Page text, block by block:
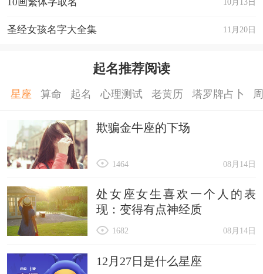
11月20日
圣经女孩名字大全集
起名推荐阅读
星座 算命 起名 心理测试 老黄历 塔罗牌占卜
欺骗金牛座的下场
08月14日
1464
处女座女生喜欢一个人的表
现：变得有点神经质
08月14日
1682
12月27日是什么星座